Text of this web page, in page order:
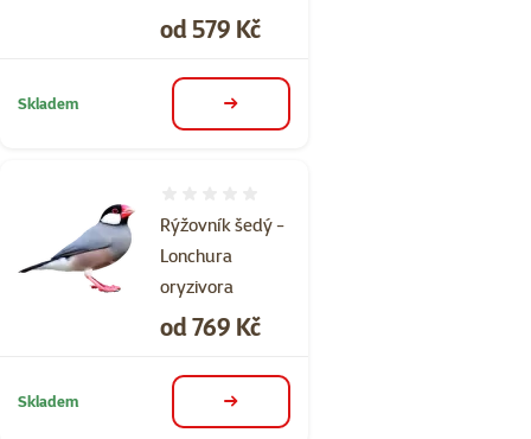
Cena
od 579 Kč
Skladem detail
Rýžovník šedý -
Lonchura
oryzivora
Cena
od 769 Kč
Skladem detail